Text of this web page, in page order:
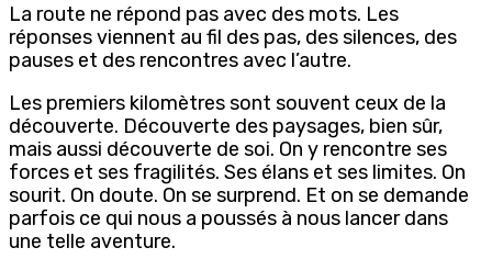
La route ne répond pas avec des mots. Les
réponses viennent au fil des pas, des silences, des
pauses et des rencontres avec l’autre.
Les premiers kilomètres sont souvent ceux de la
découverte. Découverte des paysages, bien sûr,
mais aussi découverte de soi. On y rencontre ses
forces et ses fragilités. Ses élans et ses limites. On
sourit. On doute. On se surprend. Et on se demande
parfois ce qui nous a poussés à nous lancer dans
une telle aventure.